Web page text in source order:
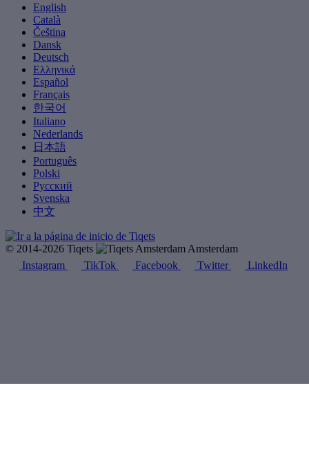
English
Català
Čeština
Dansk
Deutsch
Ελληνικά
Español
Français
한국어
Italiano
Nederlands
日本語
Português
Polski
Русский
Svenska
中文
© 2014-2026 Tiqets
Amsterdam
Instagram
TikTok Facebook Twitter LinkedIn